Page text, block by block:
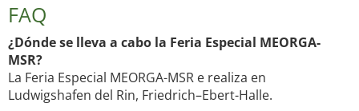
FAQ
¿Dónde se lleva a cabo la Feria Especial MEORGA-
MSR?
La Feria Especial MEORGA-MSR e realiza en
Ludwigshafen del Rin, Friedrich–Ebert-Halle.